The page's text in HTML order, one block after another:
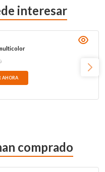
interesar
AHORA
comprado